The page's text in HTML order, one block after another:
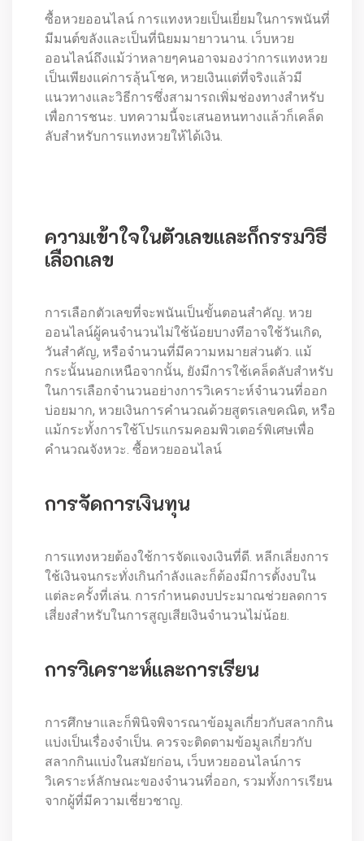
ซื้อหวยออนไลน์ การแทงหวยเป็นเยี่ยมในการพนันที่
มีมนต์ขลังและเป็นที่นิยมมายาวนาน. เว็บหวย
ออนไลน์ถึงแม้ว่าหลายๆคนอาจมองว่าการแทงหวย
เป็นเพียงแค่การลุ้นโชค, หวยเงินแต่ที่จริงแล้วมี
แนวทางและวิธีการซึ่งสามารถเพิ่มช่องทางสำหรับ
เพื่อการชนะ. บทความนี้จะเสนอหนทางแล้วก็เคล็ด
ลับสำหรับการแทงหวยให้ได้เงิน.
ความเข้าใจในตัวเลขและก็กรรมวิธี
เลือกเลข
การเลือกตัวเลขที่จะพนันเป็นขั้นตอนสำคัญ. หวย
ออนไลน์ผู้คนจำนวนไม่ใช้น้อยบางทีอาจใช้วันเกิด,
วันสำคัญ, หรือจำนวนที่มีความหมายส่วนตัว. แม้
กระนั้นนอกเหนือจากนั้น, ยังมีการใช้เคล็ดลับสำหรับ
ในการเลือกจำนวนอย่างการวิเคราะห์จำนวนที่ออก
บ่อยมาก, หวยเงินการคำนวณด้วยสูตรเลขคณิต, หรือ
แม้กระทั้งการใช้โปรแกรมคอมพิวเตอร์พิเศษเพื่อ
คำนวณจังหวะ. ซื้อหวยออนไลน์
การจัดการเงินทุน
การแทงหวยต้องใช้การจัดแจงเงินที่ดี. หลีกเลี่ยงการ
ใช้เงินจนกระทั่งเกินกำลังและก็ต้องมีการตั้งงบใน
แต่ละครั้งที่เล่น. การกำหนดงบประมาณช่วยลดการ
เสี่ยงสำหรับในการสูญเสียเงินจำนวนไม่น้อย.
การวิเคราะห์และการเรียน
การศึกษาและก็พินิจพิจารณาข้อมูลเกี่ยวกับสลากกิน
แบ่งเป็นเรื่องจำเป็น. ควรจะติดตามข้อมูลเกี่ยวกับ
สลากกินแบ่งในสมัยก่อน, เว็บหวยออนไลน์การ
วิเคราะห์ลักษณะของจำนวนที่ออก, รวมทั้งการเรียน
จากผู้ที่มีความเชี่ยวชาญ.